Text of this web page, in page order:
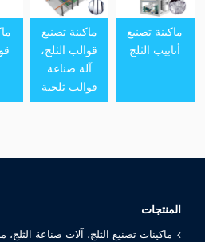
ماكينة تصنيع
أنابيب الثلج
ماكينة تصنيع
قوالب الثلج،
آلة صناعة
قوالب ثلجية
المنتجات
ماكينات تصنيع الثلج، آلات صناعة الثلج،